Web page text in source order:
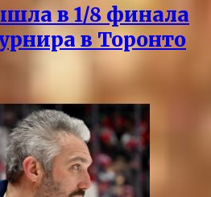
в 1/8 финала
в Торонто